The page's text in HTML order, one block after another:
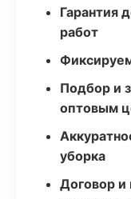
Гарантия
работ
Подбор и
оптовым
уборка
Договор